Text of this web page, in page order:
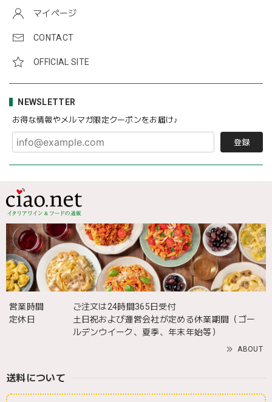
マイページ
CONTACT
OFFICIAL SITE
NEWSLETTER
お得な情報やメルマガ限定クーポンをお届け♪
登録
営業時間
ご注文は24時間365日受付
定休日
土日祝および運営会社が定める休業期間（ゴー
ルデンウイーク、夏季、年末年始等）
ABOUT
送料について